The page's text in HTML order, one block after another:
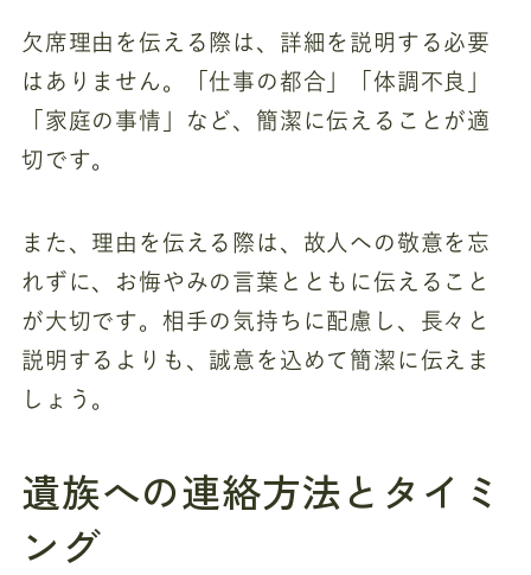
欠席理由を伝える際は、詳細を説明する必要
はありません。「仕事の都合」「体調不良」
「家庭の事情」など、簡潔に伝えることが適
切です。
また、理由を伝える際は、故人への敬意を忘
れずに、お悔やみの言葉とともに伝えること
が大切です。相手の気持ちに配慮し、長々と
説明するよりも、誠意を込めて簡潔に伝えま
しょう。
遺族への連絡方法とタイミ
ング